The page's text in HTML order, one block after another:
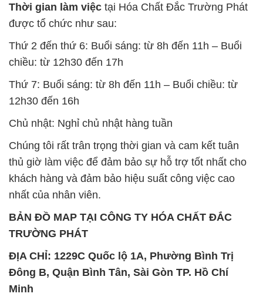
Thời gian làm việc tại Hóa Chất Đắc Trường Phát
được tổ chức như sau:
Thứ 2 đến thứ 6: Buổi sáng: từ 8h đến 11h – Buổi
chiều: từ 12h30 đến 17h
Thứ 7: Buổi sáng: từ 8h đến 11h – Buổi chiều: từ
12h30 đến 16h
Chủ nhật: Nghỉ chủ nhật hàng tuần
Chúng tôi rất trân trọng thời gian và cam kết tuân
thủ giờ làm việc để đảm bảo sự hỗ trợ tốt nhất cho
khách hàng và đảm bảo hiệu suất công việc cao
nhất của nhân viên.
BẢN ĐỒ MAP TẠI CÔNG TY HÓA CHẤT ĐẮC
TRƯỜNG PHÁT
ĐỊA CHỈ: 1229C Quốc lộ 1A, Phường Bình Trị
Đông B, Quận Bình Tân, Sài Gòn TP. Hồ Chí
Minh